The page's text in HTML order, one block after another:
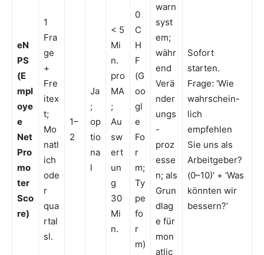
eN
PS
(E
mpl
oye
e
Net
Pro
mo
ter
Sco
re)
1
Fra
ge
+
Fre
itex
t;
Mo
natl
ich
ode
r
qua
rtal
sl.
1–
2
Ja
;
op
tio
na
l
< 5
Mi
n.
pro
MA
;
Au
sw
ert
un
g
30
Mi
n.
0
C
H
F
(G
oo
gl
e
Fo
r
m;
Ty
pe
fo
r
m)
warn
syst
em;
währ
end
Verä
nder
ungs
-
proz
esse
n; als
Grun
dlag
e für
mon
atlic
Sofort
starten.
Frage: ‘Wie
wahrschein-
lich
empfehlen
Sie uns als
Arbeitgeber?
(0–10)’ + ‘Was
könnten wir
bessern?’